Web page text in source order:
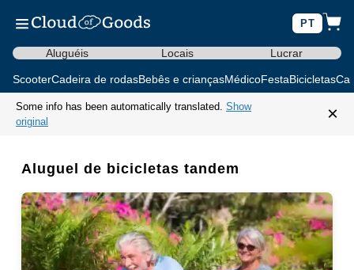
PT
Aluguéis Locais Lucrar
ScooterCadeira de rodasBebês e criançasMédicoFestaBicicletas
Some info has been automatically translated. Show
original
×
Aluguel de bicicletas tandem